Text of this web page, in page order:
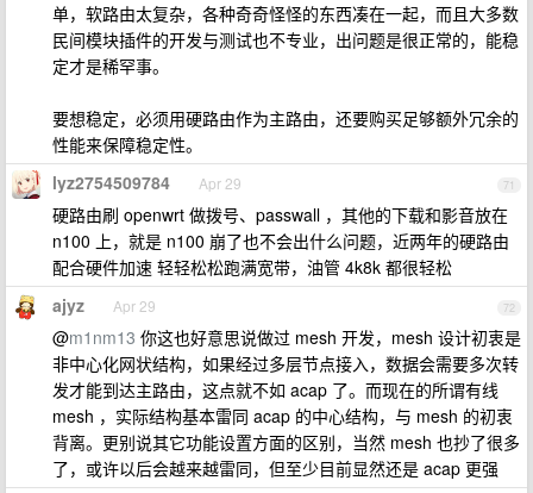
单，软路由太复杂，各种奇奇怪怪的东西凑在一起，而且大多数
民间模块插件的开发与测试也不专业，出问题是很正常的，能稳
定才是稀罕事。
要想稳定，必须用硬路由作为主路由，还要购买足够额外冗余的
性能来保障稳定性。
71
lyz2754509784 Apr 29
硬路由刷 openwrt 做拨号、passwall ，其他的下载和影音放在
n100 上，就是 n100 崩了也不会出什么问题，近两年的硬路由
配合硬件加速 轻轻松松跑满宽带，油管 4k8k 都很轻松
72
ajyz Apr 29
@m1nm13 你这也好意思说做过 mesh 开发，mesh 设计初衷是
非中心化网状结构，如果经过多层节点接入，数据会需要多次转
发才能到达主路由，这点就不如 acap 了。而现在的所谓有线
mesh ，实际结构基本雷同 acap 的中心结构，与 mesh 的初衷
背离。更别说其它功能设置方面的区别，当然 mesh 也抄了很多
了，或许以后会越来越雷同，但至少目前显然还是 acap 更强